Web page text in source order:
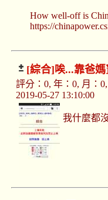
How well-off is
https://
[綜合]唉...靠爸
評分：0, 年：0, 月：
2019-05-27 13:10:00
我什麼都